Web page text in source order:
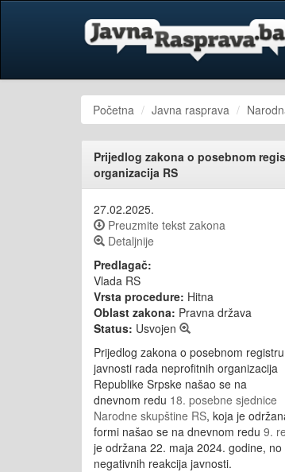
Početna Javna rasprava
Prijedlog zakona o posebnom
organizacija RS
27.02.2025.
Preuzmite tekst zakona
Detaljnije
Predlagač:
Vlada RS
Vrsta procedure: Hitna
Oblast zakona: Pravna država
Status: Usvojen
Prijedlog zakona o posebnom
javnosti rada neprofitnih organizacija
Republike Srpske našao se na
dnevnom redu 18. posebne sjednice
Narodne skupštine RS, koja je
formi našao se na dnevnom redu 9.
je održana 22. maja 2024. godine,
negativnih reakcija javnosti.